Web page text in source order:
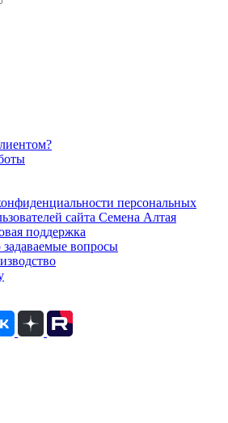
персональных
сайта Семена Алтая
поддержка
задаваемые вопросы